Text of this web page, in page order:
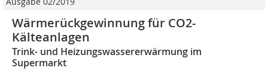
Wärmerückgewinnung für CO2-
Kälteanlagen
Trink- und Heizungswassererwärmung im
Supermarkt